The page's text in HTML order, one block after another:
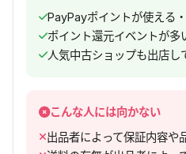
PayPayポイントが使える
ポイント還元イベントが多
人気中古ショップも出店し
こんな人には向かない
出品者によって保証内容や